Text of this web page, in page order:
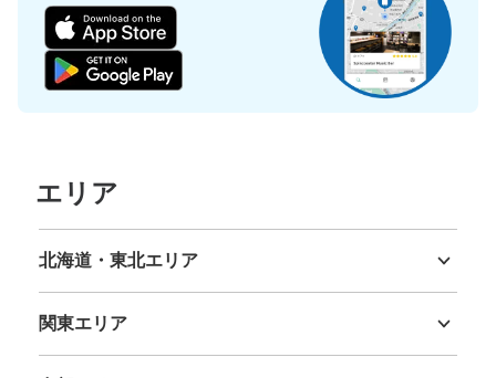
エリア
北海道・東北エリア
関東エリア